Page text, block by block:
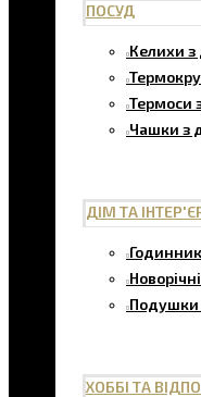
ПОСУД
Келихи
Термоси
Чашки з
ДІМ ТА
Подушки
ХОББІ ТА